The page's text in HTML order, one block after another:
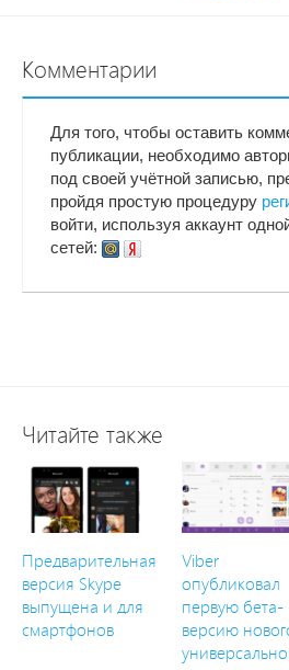
Комментарии
Для того, чтобы оставить
публикации, необходимо
под своей учётной записью,
пройдя простую процедуру
войти, используя аккаунт
сетей:
Читайте также
Предварительная
версия Skype
выпущена и для
смартфонов
Viber
опубликовал
первую бета-
версию